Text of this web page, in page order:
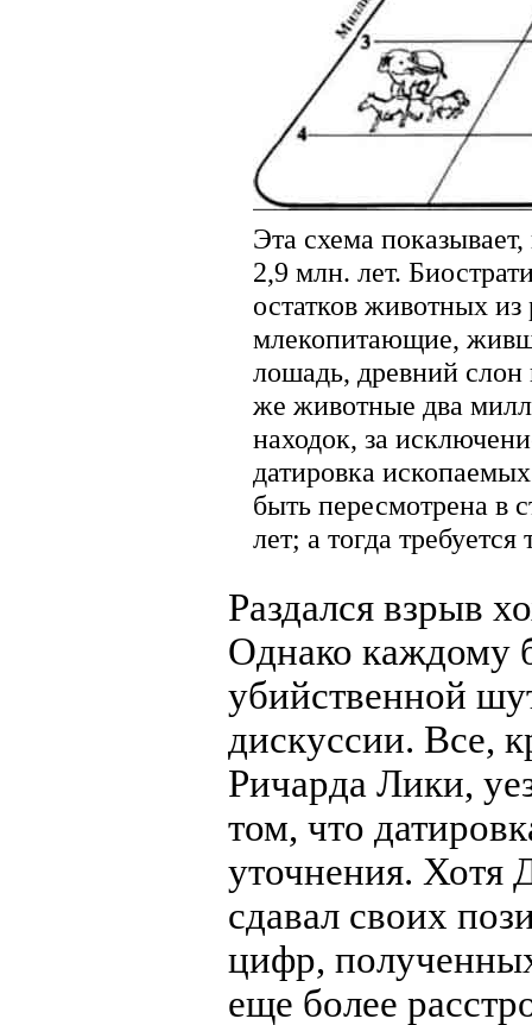
Эта схема
2,9 млн. лет.
остатков животных
млекопитающие,
лошадь, древний
же животные два
находок, за
датировка
быть пересмотрена в
лет; а тогда
Раздался взрыв
Однако каждому
убийственной
дискуссии. Все,
Ричарда Лики,
том, что
уточнения.
сдавал своих
цифр,
еще более